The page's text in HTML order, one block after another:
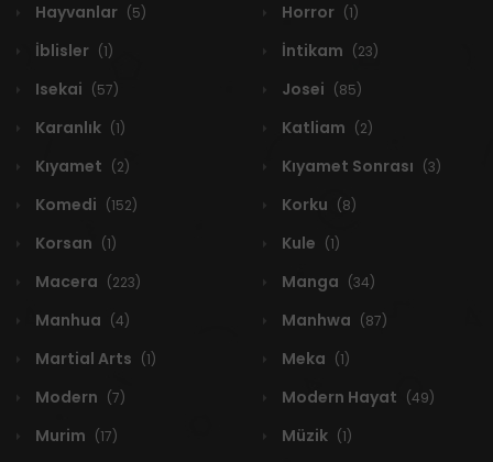
Hayvanlar (5) Horror (1)
İblisler (1) İntikam (23)
Isekai (57) Josei (85)
Karanlık (1) Katliam (2)
Kıyamet (2) Kıyamet Sonrası (3)
Komedi (152) Korku (8)
Korsan (1) Kule (1)
Macera (223) Manga (34)
Manhua (4) Manhwa (87)
Martial Arts (1) Meka (1)
Modern (7) Modern Hayat (49)
Murim (17) Müzik (1)